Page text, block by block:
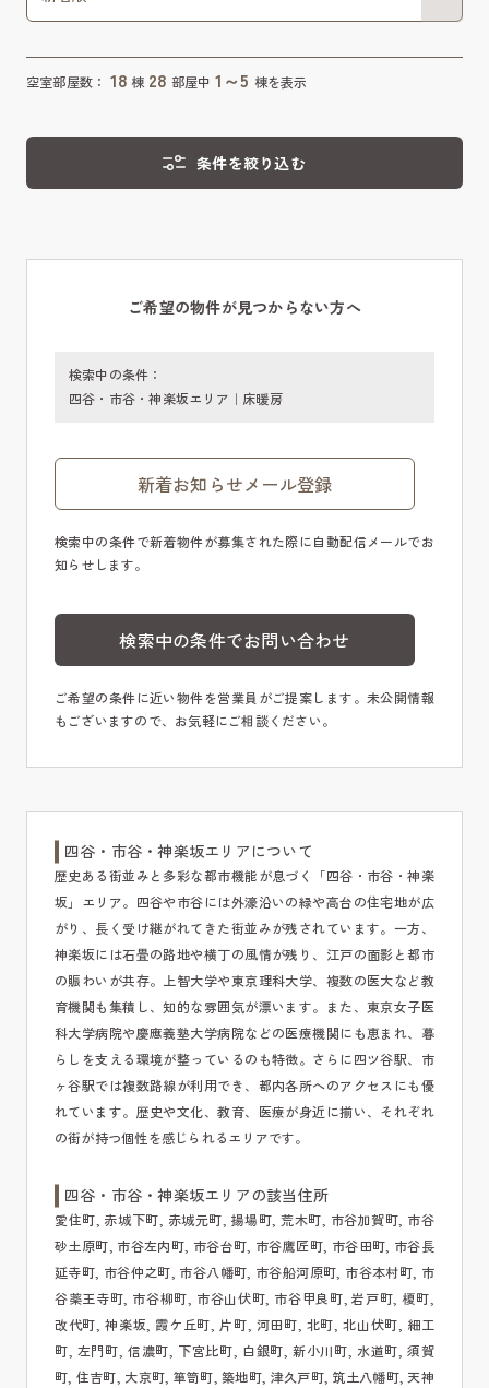
空室部屋数： 18 棟 28 部屋中 1～5 棟を表示
条件を絞り込む
ご希望の物件が見つからない方へ
検索中の条件：
四谷・市谷・神楽坂エリア｜床暖房
新着お知らせメール登録
検索中の条件で新着物件が募集された際に自動配信メールでお
知らせします。
検索中の条件でお問い合わせ
ご希望の条件に近い物件を営業員がご提案します。未公開情報
もございますので、お気軽にご相談ください。
四谷・市谷・神楽坂エリアについて
歴史ある街並みと多彩な都市機能が息づく「四谷・市谷・神楽
坂」エリア。四谷や市谷には外濠沿いの緑や高台の住宅地が広
がり、長く受け継がれてきた街並みが残されています。一方、
神楽坂には石畳の路地や横丁の風情が残り、江戸の面影と都市
の賑わいが共存。上智大学や東京理科大学、複数の医大など教
育機関も集積し、知的な雰囲気が漂います。また、東京女子医
科大学病院や慶應義塾大学病院などの医療機関にも恵まれ、暮
らしを支える環境が整っているのも特徴。さらに四ツ谷駅、市
ヶ谷駅では複数路線が利用でき、都内各所へのアクセスにも優
れています。歴史や文化、教育、医療が身近に揃い、それぞれ
の街が持つ個性を感じられるエリアです。
四谷・市谷・神楽坂エリアの該当住所
愛住町, 赤城下町, 赤城元町, 揚場町, 荒木町, 市谷加賀町, 市谷
砂土原町, 市谷左内町, 市谷台町, 市谷鷹匠町, 市谷田町, 市谷長
延寺町, 市谷仲之町, 市谷八幡町, 市谷船河原町, 市谷本村町, 市
谷薬王寺町, 市谷柳町, 市谷山伏町, 市谷甲良町, 岩戸町, 榎町,
改代町, 神楽坂, 霞ケ丘町, 片町, 河田町, 北町, 北山伏町, 細工
町, 左門町, 信濃町, 下宮比町, 白銀町, 新小川町, 水道町, 須賀
町, 住吉町, 大京町, 箪笥町, 築地町, 津久戸町, 筑土八幡町, 天神